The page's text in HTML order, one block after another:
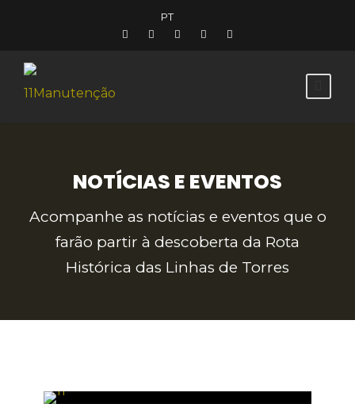
PT
NOTÍCIAS E EVENTOS
Acompanhe as notícias e eventos que o
farão partir à descoberta da Rota
Histórica das Linhas de Torres